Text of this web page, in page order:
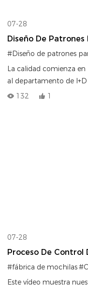
07-28
Diseño De
Para Bolsos
#Diseño de patrones
La calidad comienza en
al departamento de I+D
testigo de nuestro
132 1
07-28
Proceso De Control
Sistema De
#fábrica de mochilas
Este vídeo muestra